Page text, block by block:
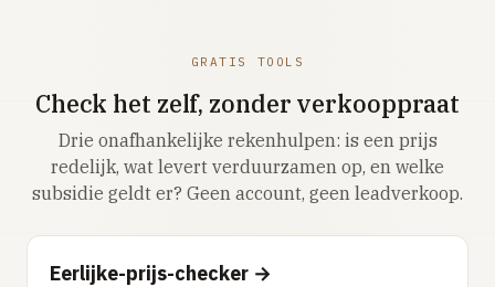
GRATIS TOOLS
Check het zelf, zonder verkooppraat
Drie onafhankelijke rekenhulpen: is een prijs
redelijk, wat levert verduurzamen op, en welke
subsidie geldt er? Geen account, geen leadverkoop.
Eerlijke-prijs-checker →